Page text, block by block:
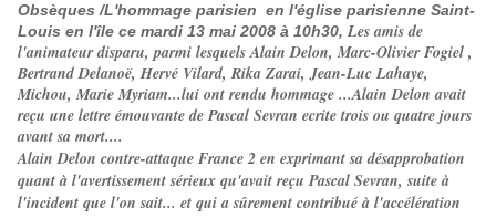
Obsèques /L'hommage parisien en l'église parisienne Saint-
Louis en l'île ce mardi 13 mai 2008 à 10h30, Les amis de
l'animateur disparu, parmi lesquels Alain Delon, Marc-Olivier Fogiel ,
Bertrand Delanoë, Hervé Vilard, Rika Zarai, Jean-Luc Lahaye,
Michou, Marie Myriam...lui ont rendu hommage ...Alain Delon avait
reçu une lettre émouvante de Pascal Sevran ecrite trois ou quatre jours
avant sa mort....
Alain Delon contre-attaque France 2 en exprimant sa désapprobation
quant à l'avertissement sérieux qu'avait reçu Pascal Sevran, suite à
l'incident que l'on sait... et qui a sûrement contribué à l'accélération